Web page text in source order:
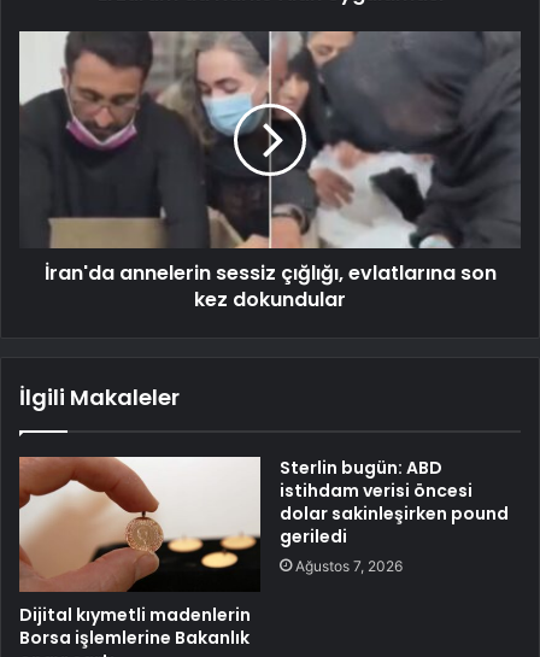
İran'da annelerin sessiz çığlığı, evlatlarına son
kez dokundular
İlgili Makaleler
Dijital kıymetli madenlerin
Borsa işlemlerine Bakanlık
Sterlin bugün: ABD
istihdam verisi öncesi
dolar sakinleşirken pound
geriledi
Ağustos 7, 2026